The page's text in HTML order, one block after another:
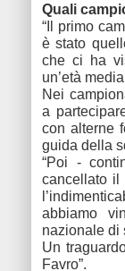
Quali
“Il primo
è stato
che ci ha
un’età
Nei
a
con alterne
guida della
“Poi -
cancellato il
abbiamo
nazionale di
Un
Favro”.